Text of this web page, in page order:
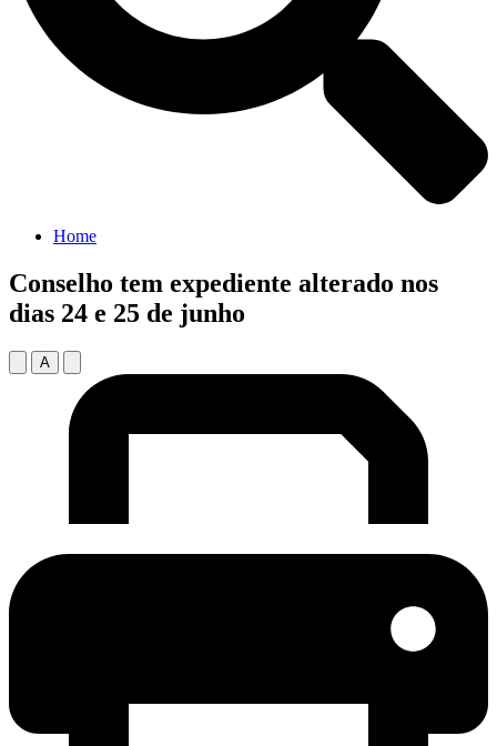
Home
Conselho tem expediente alterado nos
dias 24 e 25 de junho
A